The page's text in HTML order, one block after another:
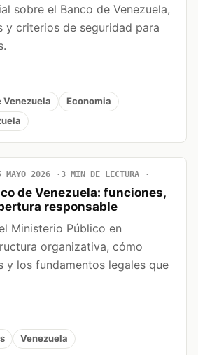
sobre el Banco de Venezuela,
y criterios de seguridad para
Venezuela
Economia
MAYO 2026 3 MIN DE LECTURA
de Venezuela: funciones,
responsable
Ministerio Público en
organizativa, cómo
y los fundamentos legales que
Venezuela